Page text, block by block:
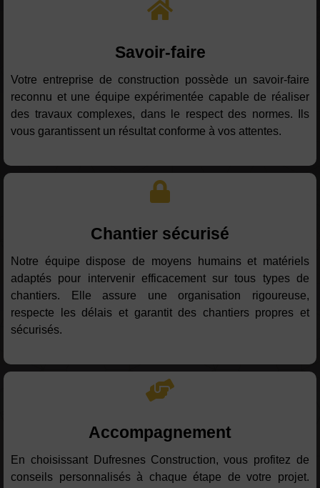
Savoir-faire
Votre entreprise de construction possède un savoir-faire
reconnu et une équipe expérimentée capable de réaliser
des travaux complexes, dans le respect des normes. Ils
vous garantissent un résultat conforme à vos attentes.
Chantier sécurisé
Notre équipe dispose de moyens humains et matériels
adaptés pour intervenir efficacement sur tous types de
chantiers. Elle assure une organisation rigoureuse,
respecte les délais et garantit des chantiers propres et
sécurisés.
Accompagnement
En choisissant Dufresnes Construction, vous profitez de
conseils personnalisés à chaque étape de votre projet.